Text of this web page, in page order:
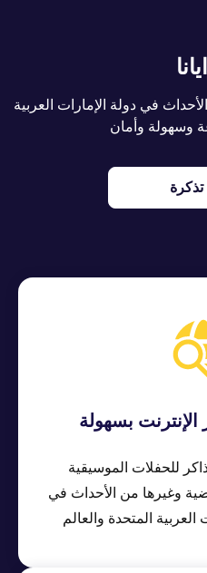
في دولة الإمارات العربية
وسهولة وأمان
الإنترنت بسهولة
للحفلات الموسيقية
وغيرها من الأحداث في
العربية المتحدة والعالم